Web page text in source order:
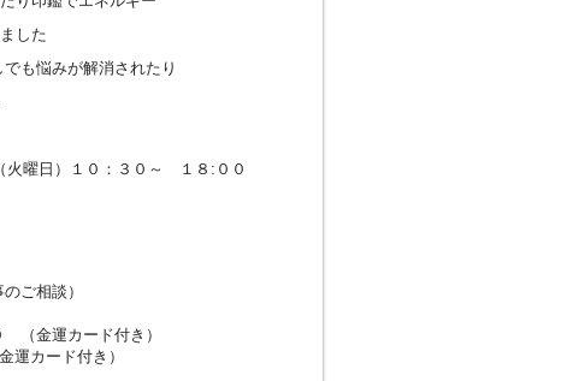
した
も悩みが解消されたり
火曜日）１０：３０～ １８:００
ご相談）
カード付き）
カード付き）